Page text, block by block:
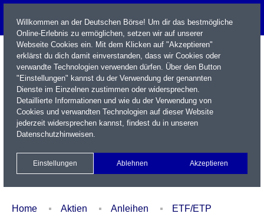
Name / WKN / ISIN / Kürzel
Xetra Realtime
Watchlist Portfolio Login
Home Aktien Anleihen
ETF/ETP
Willkommen an der Deutschen Börse! Um dir das bestmögliche
Online-Erlebnis zu ermöglichen, setzen wir auf unserer
Webseite Cookies ein. Mit dem Klicken auf "Akzeptieren"
erklärst du dich damit einverstanden, dass wir Cookies oder
verwandte Technologien verwenden dürfen. Über den Button
"Einstellungen" kannst du der Verwendung der genannten
Dienste im Einzelnen zustimmen oder widersprechen.
Detaillierte Informationen und wie du der Verwendung von
Cookies und verwandten Technologien auf dieser Website
jederzeit widersprechen kannst, findest du in unseren
Datenschutzhinweisen.
Einstellungen Ablehnen Akzeptieren